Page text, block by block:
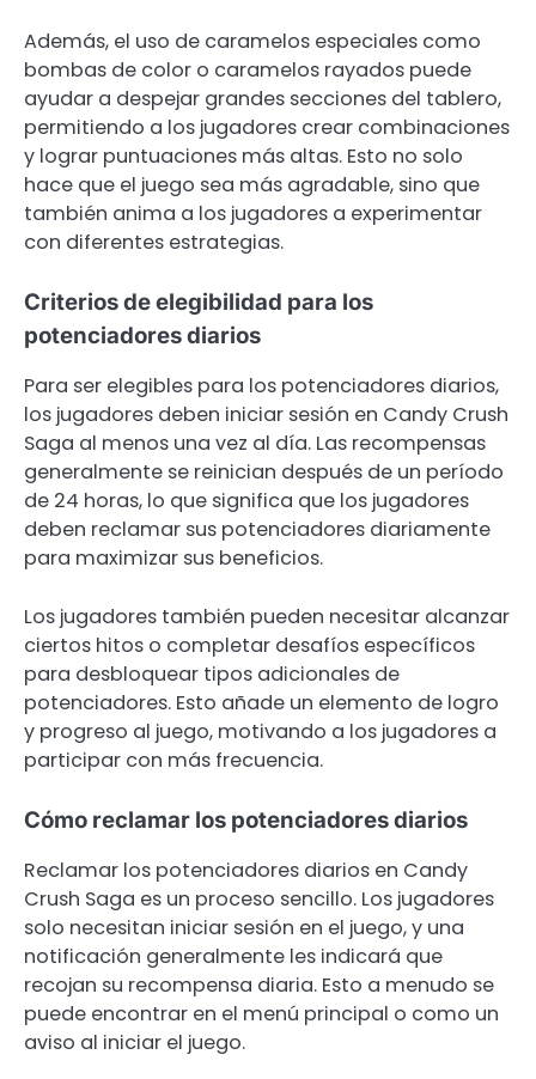
Además, el uso de caramelos especiales como
bombas de color o caramelos rayados puede
ayudar a despejar grandes secciones del tablero,
permitiendo a los jugadores crear combinaciones
y lograr puntuaciones más altas. Esto no solo
hace que el juego sea más agradable, sino que
también anima a los jugadores a experimentar
con diferentes estrategias.
Criterios de elegibilidad para los
potenciadores diarios
Para ser elegibles para los potenciadores diarios,
los jugadores deben iniciar sesión en Candy Crush
Saga al menos una vez al día. Las recompensas
generalmente se reinician después de un período
de 24 horas, lo que significa que los jugadores
deben reclamar sus potenciadores diariamente
para maximizar sus beneficios.
Los jugadores también pueden necesitar alcanzar
ciertos hitos o completar desafíos específicos
para desbloquear tipos adicionales de
potenciadores. Esto añade un elemento de logro
y progreso al juego, motivando a los jugadores a
participar con más frecuencia.
Cómo reclamar los potenciadores diarios
Reclamar los potenciadores diarios en Candy
Crush Saga es un proceso sencillo. Los jugadores
solo necesitan iniciar sesión en el juego, y una
notificación generalmente les indicará que
recojan su recompensa diaria. Esto a menudo se
puede encontrar en el menú principal o como un
aviso al iniciar el juego.